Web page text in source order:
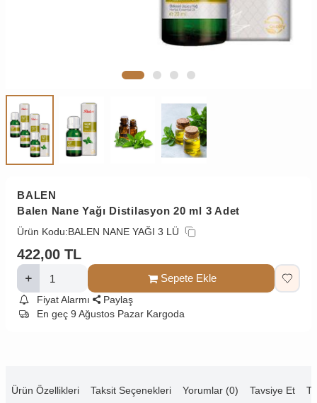
BALEN
Balen Nane Yağı Distilasyon 20 ml 3 Adet
Ürün Kodu:BALEN NANE YAĞI 3 LÜ
422,00 TL
Sepete Ekle
Fiyat Alarmı
Paylaş
En geç 9 Ağustos Pazar Kargoda
Ürün Özellikleri Taksit Seçenekleri Yorumlar (0) Tavsiye Et